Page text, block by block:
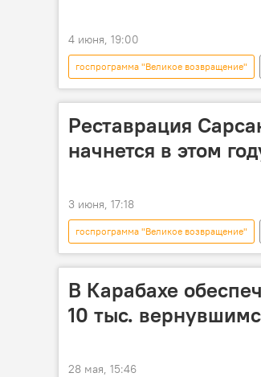
4 июня, 19:00
госпрограмма "Великое возвращение"
Реставрация
начнется в этом
3 июня, 17:18
госпрограмма "Великое возвращение"
Карабах
В Карабахе
10 тыс.
28 мая, 15:46